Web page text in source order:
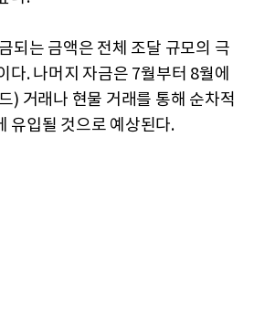
되는 금액은 전체 조달 규모의 극
다. 나머지 자금은 7월부터 8월에
) 거래나 현물 거래를 통해 순차적
유입될 것으로 예상된다.